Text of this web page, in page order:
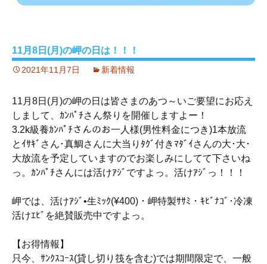
11月8日(月)の岬の日は！！！
2021年11月7日 新着情報
11月8日(月)の岬の日は皆さまのあつ～いご要望にお応え
しまして、ｶﾝﾊﾟﾁさん祭りを開催しますよー！
3.2k級養ｶﾝﾊﾟﾁさんのお一人様(男性料金につき)1本放流
とｲｻｷﾞさん･真鯛さんに大当りﾀｸﾞ付きﾏﾀﾞｲさんの大･大･
大放流を予定していますのでお楽しみにしてて下さいね
っ。ｶﾝﾊﾟﾁさんには活けｱｼﾞですよっ。活けｱｼﾞっ！！！
岬では、活けｱｼﾞ•生ﾐｯｸ(¥400)・岬特製ｻｻﾐ・ｷﾋﾞﾅｺﾞ･冷凍
活けｴﾋﾞを絶賛販売中ですよっ。
【お得情報】
只今、ｻﾝｸｽｺｰｽ(貸し切り筏を含む)では期間限定で、一般